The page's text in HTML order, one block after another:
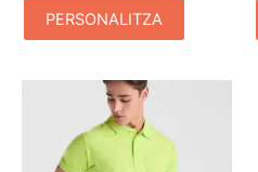
PERSONALITZA